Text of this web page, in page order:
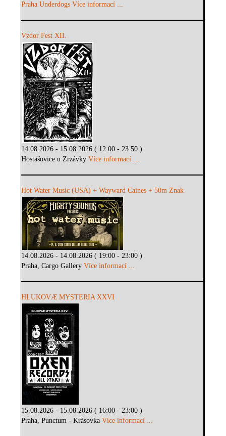
Praha Underdogs Více informací ...
Vzdor Fest XII.
14.08.2026 - 15.08.2026 ( 12:00 - 23:50 )
Hostašovice u ZrzávkyVíce informací ...
Hot Water Music (USA) + Wayward Caines + 50m Znak
14.08.2026 - 14.08.2026 ( 19:00 - 23:00 )
Praha, Cargo GalleryVíce informací ...
HLUKOVÆ MYSTERIA XXVI
15.08.2026 - 15.08.2026 ( 16:00 - 23:00 )
Praha, Punctum - KrásovkaVíce informací ...